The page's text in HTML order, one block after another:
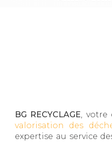
BG RECYCLAGE, votre
valorisation des
expertise au service